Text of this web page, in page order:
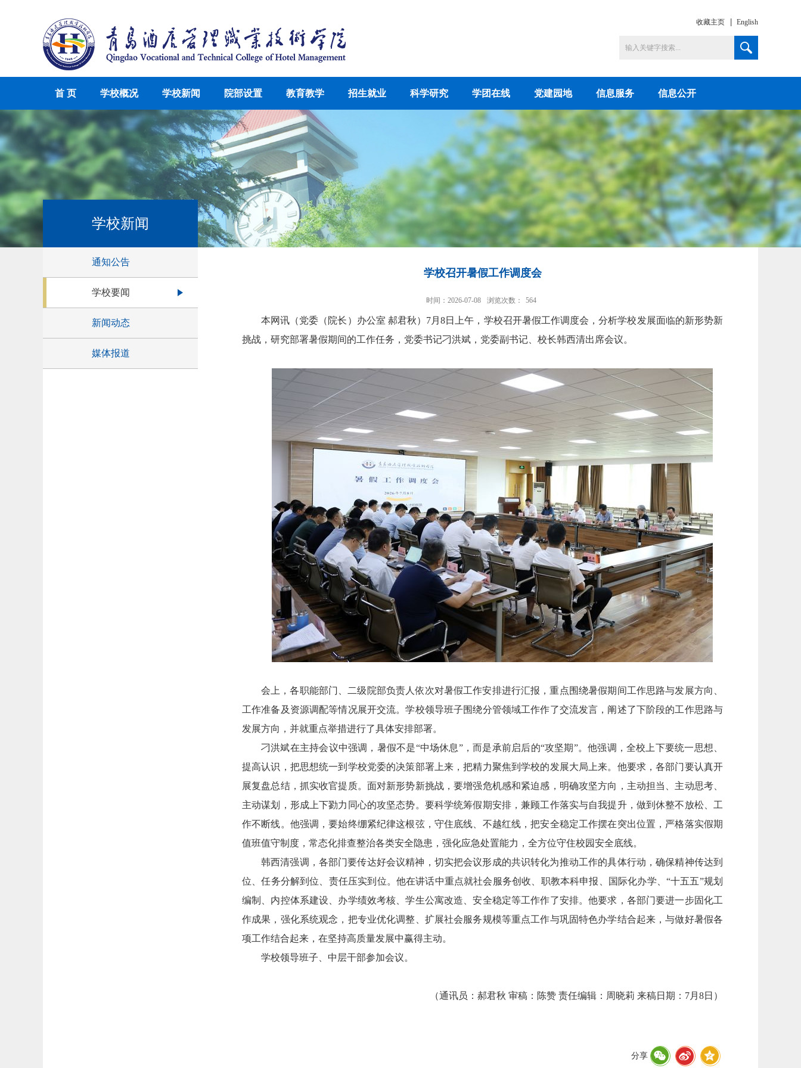
收藏主页 English
首 页 学校概况 学校新闻 院部设置 教育教学 招生就业 科学研究 学团在线 党建园地 信息服务 信息公开
学校新闻
通知公告
学校要闻
新闻动态
媒体报道
学校召开暑假工作调度会
时间：2026-07-08 浏览次数： 564
本网讯 （党委（院长）办公室 郝君秋） 7月8日上午，学校召开暑假工作调度会，分析学校发展面临的新形势新
挑战，研究部署暑假期间的工作任务，党委书记刁洪斌，党委副书记、校长韩西清出席会议。
会上，各职能部门、二级院部负责人依次对暑假工作安排进行汇报，重点围绕暑假期间工作思路与发展方向、
工作准备及资源调配等情况展开交流。学校领导班子围绕分管领域工作作了交流发言，阐述了下阶段的工作思路与
发展方向，并就重点举措进行了具体安排部署。
刁洪斌在主持会议中强调，暑假不是“中场休息”，而是承前启后的“攻坚期”。他强调，全校上下要统一思想、
提高认识，把思想统一到学校党委的决策部署上来，把精力聚焦到学校的发展大局上来。他要求，各部门要认真开
展复盘总结，抓实收官提质。面对新形势新挑战，要增强危机感和紧迫感，明确攻坚方向，主动担当、主动思考、
主动谋划，形成上下勠力同心的攻坚态势。要科学统筹假期安排，兼顾工作落实与自我提升，做到休整不放松、工
作不断线。他强调，要始终绷紧纪律这根弦，守住底线、不越红线，把安全稳定工作摆在突出位置，严格落实假期
值班值守制度，常态化排查整治各类安全隐患，强化应急处置能力，全方位守住校园安全底线。
韩西清强调，各部门要传达好会议精神，切实把会议形成的共识转化为推动工作的具体行动，确保精神传达到
位、任务分解到位、责任压实到位。他在讲话中重点就社会服务创收、职教本科申报、国际化办学、“十五五”规划
编制、内控体系建设、办学绩效考核、学生公寓改造、安全稳定等工作作了安排。他要求，各部门要进一步固化工
作成果，强化系统观念，把专业优化调整、扩展社会服务规模等重点工作与巩固特色办学结合起来，与做好暑假各
项工作结合起来，在坚持高质量发展中赢得主动。
学校领导班子、中层干部参加会议。
（通讯员：郝君秋 审稿：陈赞 责任编辑：周晓莉 来稿日期：7月8日）
分享